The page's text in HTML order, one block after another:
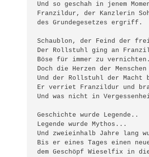
Und so geschah in jenem
Franzildur, der Kanzlerin
des Grundegesetzes ergriff.
Schaublon, der Feind der
Der Rollstuhl ging an
Böse für immer zu vernichten.
Doch die Herzen der
Und der Rollstuhl der
Er verriet Franzildur und
Und was nicht in
Geschichte wurde Legende..
Legende wurde Mythos...
Und zweieinhalb Jahre lang
Bis er eines Tages einen
dem Geschöpf Wieselfix in